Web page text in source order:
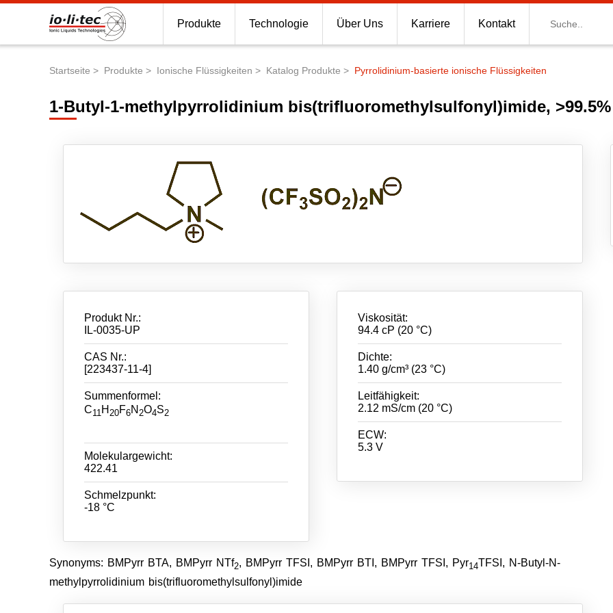
Produkte Technologie Über Uns Karriere Kontakt
Startseite Produkte Ionische Flüssigkeiten Katalog Produkte Pyrrolidinium-basierte ionische Flüssigkeiten
1-Butyl-1-methylpyrrolidinium bis(trifluoromethylsulfonyl)imide, >99.5%
Produkt Nr.:
IL-0035-UP
CAS Nr.:
[223437-11-4]
Summenformel:
C11H 20F6N 2O4S2
Molekulargewicht:
422.41
Schmelzpunkt:
-18 °C
Viskosität:
94.4 cP (20 °C)
Dichte:
1.40 g/cm³ (23 °C)
Leitfähigkeit:
2.12 mS/cm (20 °C)
ECW:
5.3 V
Synonyms: BMPyrr BTA, BMPyrr NTf2, BMPyrr TFSI, BMPyrr BTI, BMPyrr TFSI, Pyr14TFSI, N-Butyl-N-
methylpyrrolidinium bis(trifluoromethylsulfonyl)imide